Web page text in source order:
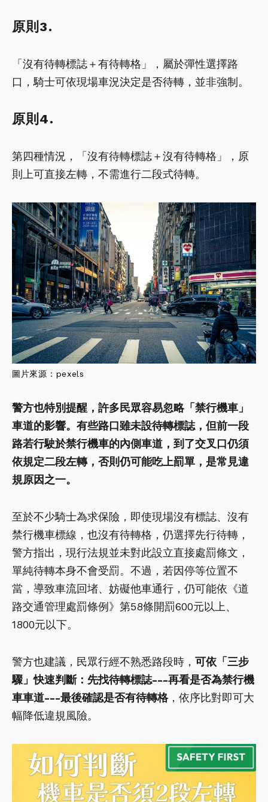
原則3.
「沒有待轉標誌＋有待轉格」，屬於彈性選擇路
口，騎士可依現場車況決定是否待轉，並非強制。
原則4.
第四種情況，「沒有待轉標誌＋沒有待轉格」，原
則上可直接左轉，不需進行二段式待轉。
圖片來源： pexels
警方也特別提醒，許多民眾容易忽略「禁行機車」
車道的影響。有些路口雖未設待轉標誌，但前一段
路若行駛於禁行機車的內側車道，到了交叉口仍須
依規定二段左轉，否則仍可能吃上罰單，是常見違
規原因之一。
至於不少騎士為求保險，即使現場沒有標誌、沒有
禁行機車標線，也沒有待轉格，仍選擇先行待轉，
警方指出，現行法規並未對此設立直接處罰條文，
單純待轉本身不會受罰。不過，若因停等位置不
當，導致車流回堵、妨礙他車通行，仍可能依《道
路交通管理處罰條例》第58條開罰600元以上、
1800元以下。
警方也建議，民眾行經不熟悉路段時， 可依「三步
驟」快速判斷：先找待轉標誌---再看是否為禁行機
車車道---最後確認是否有待轉格，依序比對即可大
幅降低違規風險。